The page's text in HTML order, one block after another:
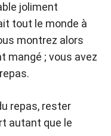
joliment
tout le monde à
montrez alors
mangé ; vous avez
repas, rester
autant que le